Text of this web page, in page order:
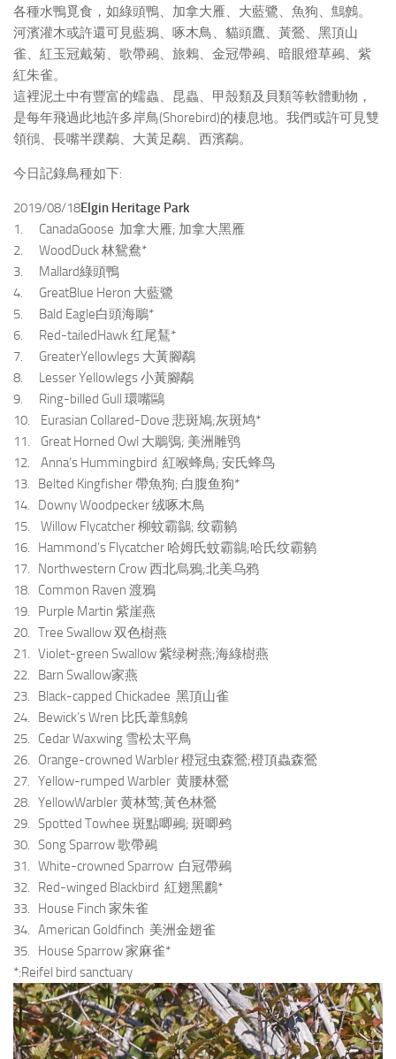
各種水鴨覓食，如綠頭鴨、加拿大雁、大藍鷺、魚狗、鷦鷯。
河濱灌木或許還可見藍鴉、啄木鳥、貓頭鷹、黃鶯、黑頂山
雀、紅玉冠戴菊、歌帶鵐、旅鶇、金冠帶鵐、暗眼燈草鵐、紫
紅朱雀。
這裡泥土中有豐富的蠕蟲、昆蟲、甲殼類及貝類等軟體動物，
是每年飛過此地許多岸鳥(Shorebird)的棲息地。我們或許可見雙
領鴴、長嘴半蹼鷸、大黃足鷸、西濱鷸。
今日記錄鳥種如下:
2019/08/18Elgin Heritage Park
1. CanadaGoose 加拿大雁; 加拿大黑雁
2. WoodDuck 林鴛鴦*
3. Mallard綠頭鴨
4. GreatBlue Heron 大藍鷺
5. Bald Eagle白頭海鵰*
6. Red-tailedHawk 红尾鵟*
7. GreaterYellowlegs 大黃腳鷸
8. Lesser Yellowlegs 小黃腳鷸
9. Ring-billed Gull 環嘴鷗
10. Eurasian Collared-Dove 悲斑鳩;灰斑鸠*
11. Great Horned Owl 大鵰鴞; 美洲雕鸮
12. Anna’s Hummingbird 紅喉蜂鳥; 安氏蜂鸟
13. Belted Kingfisher 帶魚狗; 白腹鱼狗*
14. Downy Woodpecker 绒啄木鳥
15. Willow Flycatcher 柳蚊霸鶲; 纹霸鹟
16. Hammond’s Flycatcher 哈姆氏蚊霸鶲;哈氏纹霸鹟
17. Northwestern Crow 西北烏鴉;北美乌鸦
18. Common Raven 渡鴉
19. Purple Martin 紫崖燕
20. Tree Swallow 双色樹燕
21. Violet-green Swallow 紫绿树燕;海綠樹燕
22. Barn Swallow家燕
23. Black-capped Chickadee 黑頂山雀
24. Bewick’s Wren 比氏葦鷦鷯
25. Cedar Waxwing 雪松太平鳥
26. Orange-crowned Warbler 橙冠虫森鶯;橙頂蟲森鶯
27. Yellow-rumped Warbler 黄腰林鶯
28. YellowWarbler 黄林莺;黃色林鶯
29. Spotted Towhee 斑點唧鵐; 斑唧鹀
30. Song Sparrow 歌帶鵐
31. White-crowned Sparrow 白冠帶鵐
32. Red-winged Blackbird 紅翅黑鸝*
33. House Finch 家朱雀
34. American Goldfinch 美洲金翅雀
35. House Sparrow 家麻雀*
*:Reifel bird sanctuary